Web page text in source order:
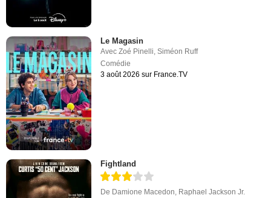
Le Magasin
AvecZoé Pinelli,Siméon Ruff
Comédie
3 août 2026 sur France.TV
Fightland
De Damione Macedon, Raphael Jackson Jr.